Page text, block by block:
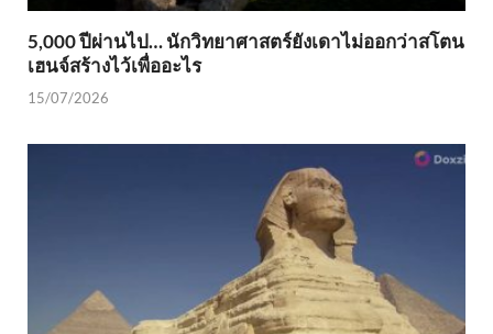
5,000 ปีผ่านไป… นักวิทยาศาสตร์ยังเดาไม่ออกว่าสโตน
เฮนจ์สร้างไว้เพื่ออะไร
15/07/2026